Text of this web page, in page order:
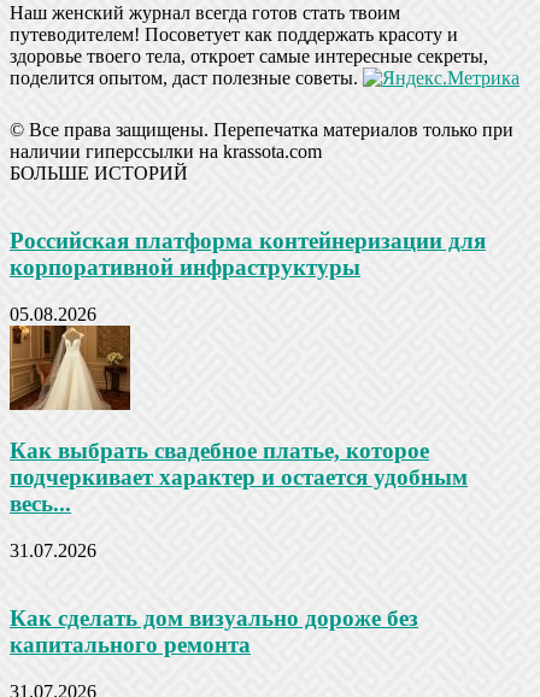
Наш женский журнал всегда готов стать твоим
путеводителем! Посоветует как поддержать красоту и
здоровье твоего тела, откроет самые интересные секреты,
поделится опытом, даст полезные советы.
© Все права защищены. Перепечатка материалов только при
наличии гиперссылки на krassota.com
БОЛЬШЕ ИСТОРИЙ
Российская платформа контейнеризации для
корпоративной инфраструктуры
05.08.2026
Как выбрать свадебное платье, которое
подчеркивает характер и остается удобным
весь...
31.07.2026
Как сделать дом визуально дороже без
капитального ремонта
31.07.2026